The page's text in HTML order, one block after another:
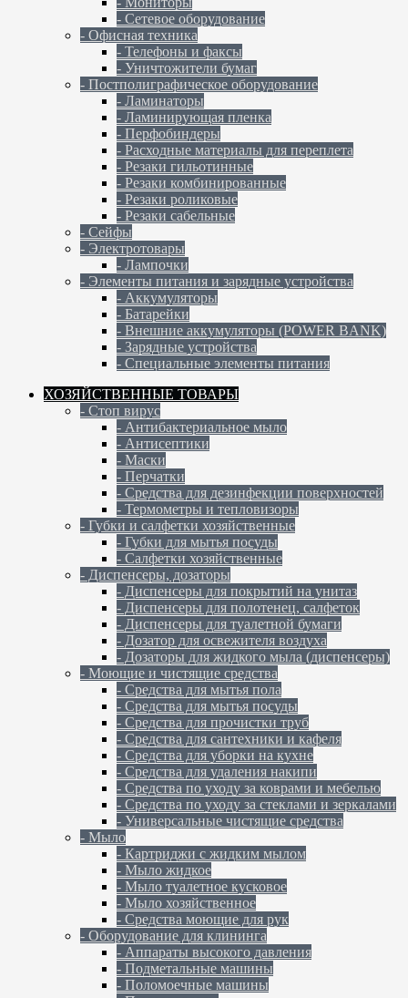
- Сетевое оборудование
- Офисная техника
- Телефоны и факсы
- Уничтожители бумаг
- Постполиграфическое оборудование
- Ламинаторы
- Ламинирующая пленка
- Перфобиндеры
- Расходные материалы для переплета
- Резаки гильотинные
- Резаки комбинированные
- Резаки роликовые
- Резаки сабельные
- Сейфы
- Электротовары
- Лампочки
- Элементы питания и зарядные устройства
- Аккумуляторы
- Батарейки
- Внешние аккумуляторы (POWER BANK)
- Зарядные устройства
- Специальные элементы питания
ХОЗЯЙСТВЕННЫЕ ТОВАРЫ
- Стоп вирус
- Антибактериальное мыло
- Антисептики
- Маски
- Перчатки
- Средства для дезинфекции поверхностей
- Термометры и тепловизоры
- Губки и салфетки хозяйственные
- Губки для мытья посуды
- Салфетки хозяйственные
- Диспенсеры, дозаторы
- Диспенсеры для покрытий на унитаз
- Диспенсеры для полотенец, салфеток
- Диспенсеры для туалетной бумаги
- Дозатор для освежителя воздуха
- Дозаторы для жидкого мыла (диспенсеры)
- Моющие и чистящие средства
- Средства для мытья пола
- Средства для мытья посуды
- Средства для прочистки труб
- Средства для сантехники и кафеля
- Средства для уборки на кухне
- Средства для удаления накипи
- Средства по уходу за коврами и мебелью
- Средства по уходу за стеклами и зеркалами
- Универсальные чистящие средства
- Мыло
- Картриджи с жидким мылом
- Мыло жидкое
- Мыло туалетное кусковое
- Мыло хозяйственное
- Средства моющие для рук
- Оборудование для клининга
- Аппараты высокого давления
- Подметальные машины
- Поломоечные машины